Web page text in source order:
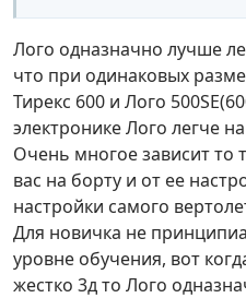
Лого одназначно лучше
что при одинаковых
Тирекс 600 и Лого
электронике Лого легче
Очень многое зависит то
вас на борту и от ее
настройки самого
Для новичка не
уровне обучения, вот
жестко 3д то Лого